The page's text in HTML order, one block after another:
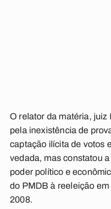
O relator da matéria, juiz
pela inexistência de
captação ilícita de votos
vedada, mas constatou
poder político e
do PMDB à reeleição
2008.